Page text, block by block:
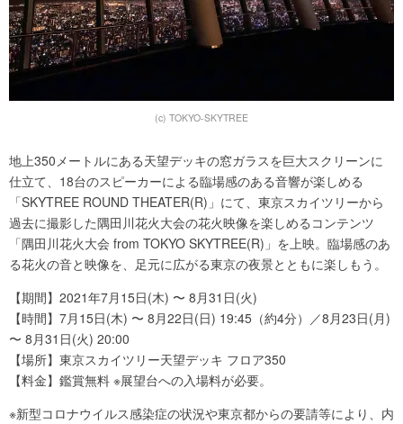
(c) TOKYO-SKYTREE
地上350メートルにある天望デッキの窓ガラスを巨大スクリーンに
仕立て、18台のスピーカーによる臨場感のある音響が楽しめる
「SKYTREE ROUND THEATER(R)」にて、東京スカイツリーから
過去に撮影した隅田川花火大会の花火映像を楽しめるコンテンツ
「隅田川花火大会 from TOKYO SKYTREE(R)」を上映。臨場感のあ
る花火の音と映像を、足元に広がる東京の夜景とともに楽しもう。
【期間】2021年7月15日(木) 〜 8月31日(火)
【時間】7月15日(木) 〜 8月22日(日) 19:45（約4分）／8月23日(月)
〜 8月31日(火) 20:00
【場所】東京スカイツリー天望デッキ フロア350
【料金】鑑賞無料 ※展望台への入場料が必要。
※新型コロナウイルス感染症の状況や東京都からの要請等により、内